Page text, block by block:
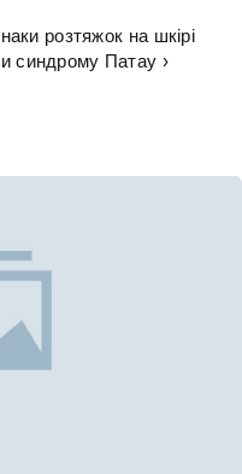
розтяжок на шкірі
синдрому Патау ›